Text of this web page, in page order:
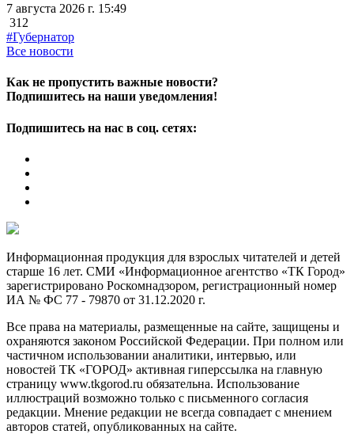
7 августа 2026 г. 15:49
312
#Губернатор
Все новости
Как не пропустить важные новости?
Подпишитесь на наши уведомления!
Подпишитесь на нас в соц. сетях:
Информационная продукция для взрослых читателей и детей
старше 16 лет. СМИ «Информационное агентство «ТК Город»
зарегистрировано Роскомнадзором, регистрационный номер
ИА № ФС 77 - 79870 от 31.12.2020 г.
Все права на материалы, размещенные на сайте, защищены и
охраняются законом Российской Федерации. При полном или
частичном использовании аналитики, интервью, или
новостей ТК «ГОРОД» активная гиперссылка на главную
страницу www.tkgorod.ru обязательна. Использование
иллюстраций возможно только с письменного согласия
редакции. Мнение редакции не всегда совпадает с мнением
авторов статей, опубликованных на сайте.